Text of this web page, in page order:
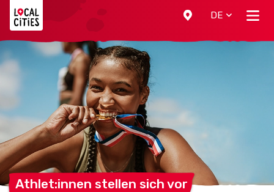
DE
Athlet:innen stellen sich vor